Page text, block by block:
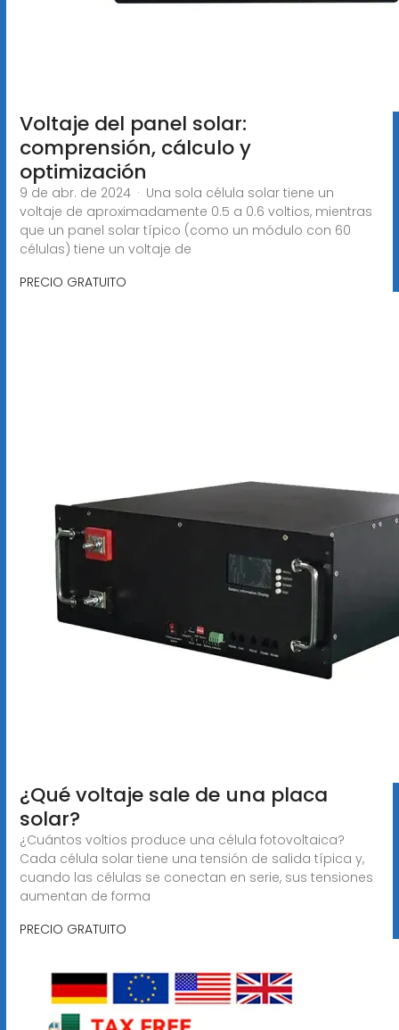
Voltaje del panel solar:
comprensión, cálculo y
optimización
9 de abr. de 2024 · Una sola célula solar tiene un
voltaje de aproximadamente 0.5 a 0.6 voltios, mientras
que un panel solar típico (como un módulo con 60
células) tiene un voltaje de
PRECIO GRATUITO
¿Qué voltaje sale de una placa
solar?
¿Cuántos voltios produce una célula fotovoltaica?
Cada célula solar tiene una tensión de salida típica y,
cuando las células se conectan en serie, sus tensiones
aumentan de forma
PRECIO GRATUITO